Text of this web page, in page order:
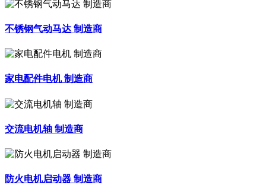
不锈钢气动马达 制造商
家电配件电机 制造商
交流电机轴 制造商
防火电机启动器 制造商